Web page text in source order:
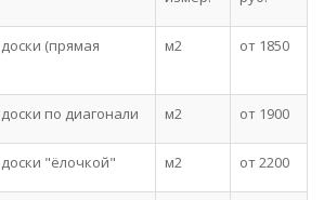
(прямая
м2 от 1850
по диагонали м2 от 1900
"ёлочкой" м2 от 2200